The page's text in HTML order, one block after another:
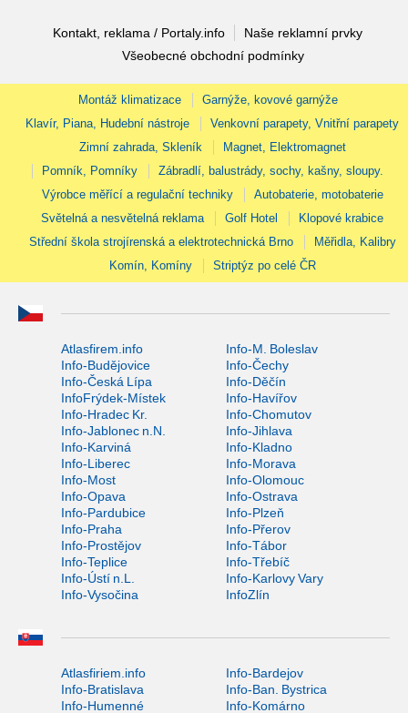
Kontakt, reklama / Portaly.info
Naše reklamní prvky
Všeobecné obchodní podmínky
Montáž klimatizace
Garnýže, kovové garnýže
Klavír, Piana, Hudební nástroje
Venkovní parapety, Vnitřní parapety
Zimní zahrada, Skleník
Magnet, Elektromagnet
Pomník, Pomníky
Zábradlí, balustrády, sochy, kašny, sloupy.
Výrobce měřící a regulační techniky
Autobaterie, motobaterie
Světelná a nesvětelná reklama
Golf Hotel
Klopové krabice
Střední škola strojírenská a elektrotechnická Brno
Měřidla, Kalibry
Komín, Komíny
Striptýz po celé ČR
Atlasfirem.info
Info-M. Boleslav
Info-Budějovice
Info-Čechy
Info-Česká Lípa
Info-Děčín
InfoFrýdek-Místek
Info-Havířov
Info-Hradec Kr.
Info-Chomutov
Info-Jablonec n.N.
Info-Jihlava
Info-Karviná
Info-Kladno
Info-Liberec
Info-Morava
Info-Most
Info-Olomouc
Info-Opava
Info-Ostrava
Info-Pardubice
Info-Plzeň
Info-Praha
Info-Přerov
Info-Prostějov
Info-Tábor
Info-Teplice
Info-Třebíč
Info-Ústí n.L.
Info-Karlovy Vary
Info-Vysočina
InfoZlín
Atlasfiriem.info
Info-Bardejov
Info-Bratislava
Info-Ban. Bystrica
Info-Humenné
Info-Komárno